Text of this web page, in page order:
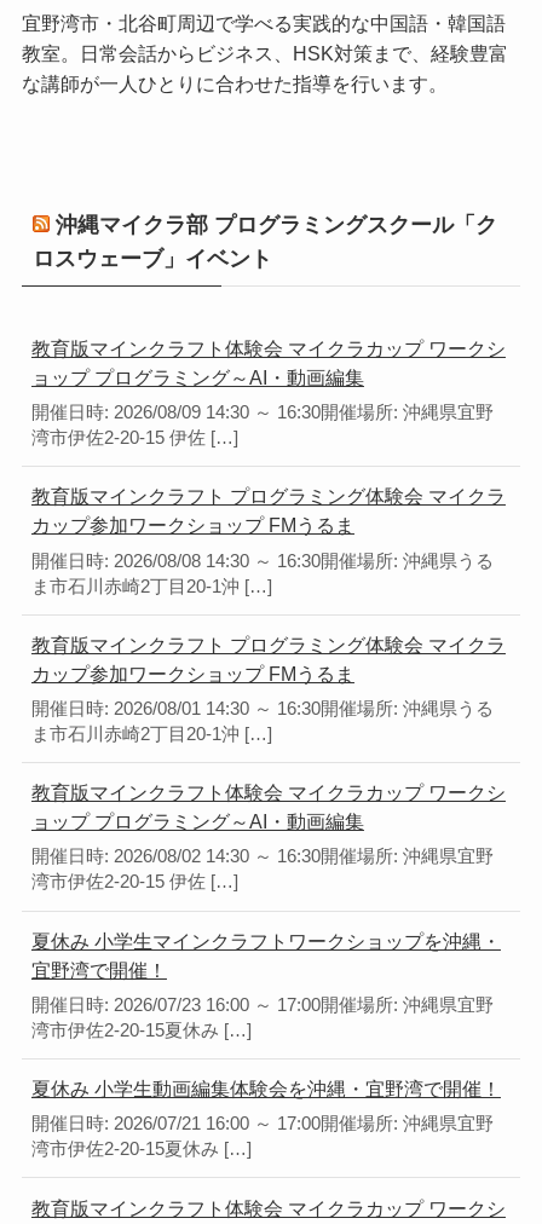
宜野湾市・北谷町周辺で学べる実践的な中国語・韓国語
教室。日常会話からビジネス、HSK対策まで、経験豊富
な講師が一人ひとりに合わせた指導を行います。
沖縄マイクラ部 プログラミングスクール「ク
ロスウェーブ」イベント
教育版マインクラフト体験会 マイクラカップ ワークシ
ョップ プログラミング～AI・動画編集
開催日時: 2026/08/09 14:30 ～ 16:30開催場所: 沖縄県宜野
湾市伊佐2-20-15 伊佐 […]
教育版マインクラフト プログラミング体験会 マイクラ
カップ参加ワークショップ FMうるま
開催日時: 2026/08/08 14:30 ～ 16:30開催場所: 沖縄県うる
ま市石川赤崎2丁目20-1沖 […]
教育版マインクラフト プログラミング体験会 マイクラ
カップ参加ワークショップ FMうるま
開催日時: 2026/08/01 14:30 ～ 16:30開催場所: 沖縄県うる
ま市石川赤崎2丁目20-1沖 […]
教育版マインクラフト体験会 マイクラカップ ワークシ
ョップ プログラミング～AI・動画編集
開催日時: 2026/08/02 14:30 ～ 16:30開催場所: 沖縄県宜野
湾市伊佐2-20-15 伊佐 […]
夏休み 小学生マインクラフトワークショップを沖縄・
宜野湾で開催！
開催日時: 2026/07/23 16:00 ～ 17:00開催場所: 沖縄県宜野
湾市伊佐2-20-15夏休み […]
夏休み 小学生動画編集体験会を沖縄・宜野湾で開催！
開催日時: 2026/07/21 16:00 ～ 17:00開催場所: 沖縄県宜野
湾市伊佐2-20-15夏休み […]
教育版マインクラフト体験会 マイクラカップ ワークシ